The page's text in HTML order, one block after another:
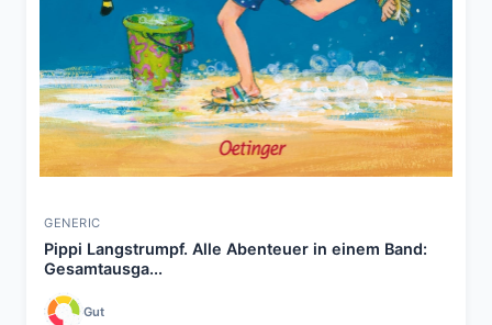
GENERIC
Pippi Langstrumpf. Alle Abenteuer in einem Band:
Gesamtausga...
Gut